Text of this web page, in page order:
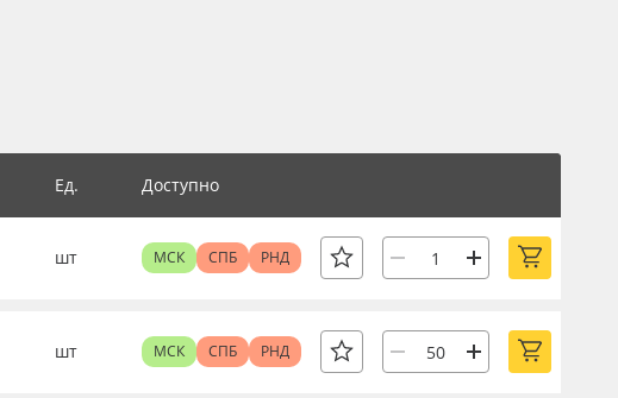
Ед. Доступно
шт МСК СПБ РНД
шт МСК СПБ РНД